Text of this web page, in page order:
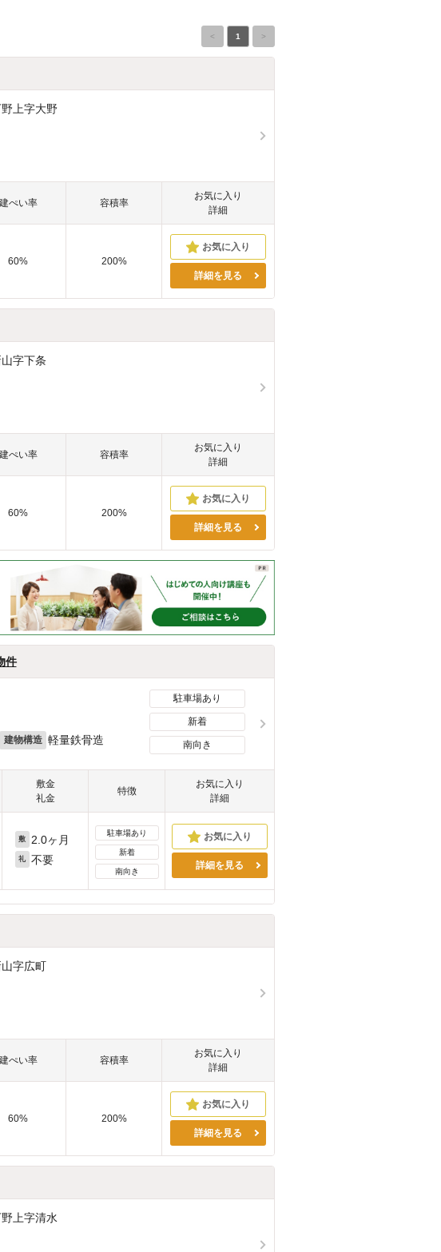
< 1 >
上字大野
建ぺい率 容積率
お気に入り
詳細
60%
200%
詳細を見る
字下条
建ぺい率 容積率
お気に入り
詳細
60%
200%
詳細を見る
件
建物構造 軽量鉄骨造
駐車場あり
新着
南向き
敷金
礼金
特徴
お気に入り
詳細
敷 2.0ヶ月
礼 不要
駐車場あり
新着
南向き
詳細を見る
字広町
建ぺい率 容積率
お気に入り
詳細
60%
200%
詳細を見る
上字清水